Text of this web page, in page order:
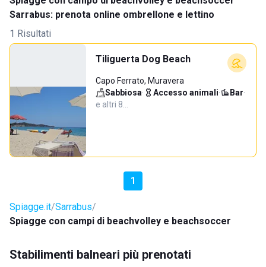
Sarrabus: prenota online ombrellone e lettino
1 Risultati
Tiliguerta Dog Beach
Capo Ferrato, Muravera
Sabbiosa· Accesso animali· Bar·
e altri 8…
1
Spiagge.it Sarrabus
Spiagge con campi di beachvolley e beachsoccer
Stabilimenti balneari più prenotati